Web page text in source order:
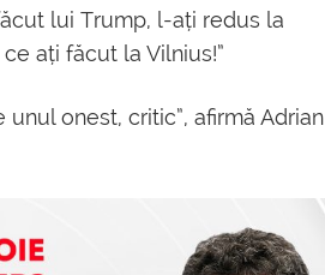
lui Trump, l-ați redus la
ați făcut la Vilnius!”
onest, critic”, afirmă Adrian